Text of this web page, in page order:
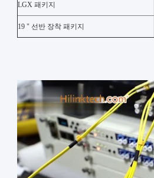
LGX 패키지
19 " 선반 장착 패키지